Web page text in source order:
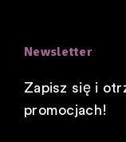
Newsletter
Zapisz się i
promocjach!